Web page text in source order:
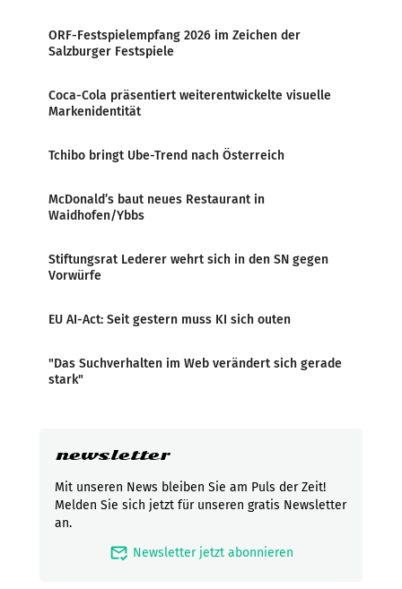
ORF-Festspielempfang 2026 im Zeichen der
Salzburger Festspiele
Coca-Cola präsentiert weiterentwickelte visuelle
Markenidentität
Tchibo bringt Ube-Trend nach Österreich
McDonald’s baut neues Restaurant in
Waidhofen/Ybbs
Stiftungsrat Lederer wehrt sich in den SN gegen
Vorwürfe
EU AI-Act: Seit gestern muss KI sich outen
"Das Suchverhalten im Web verändert sich gerade
stark"
newsletter
Mit unseren News bleiben Sie am Puls der Zeit!
Melden Sie sich jetzt für unseren gratis Newsletter
an.
mark_email_read Newsletter jetzt abonnieren